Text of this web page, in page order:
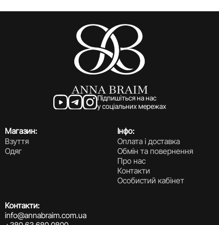
Підпишіться на нас
у соціальних мережах
Магазин:
Взуття
Одяг
Інфо:
Оплата і доставка
Обмін та повернення
Про нас
Контакти
Особистий кабінет
Контакти:
info@annabraim.com.ua